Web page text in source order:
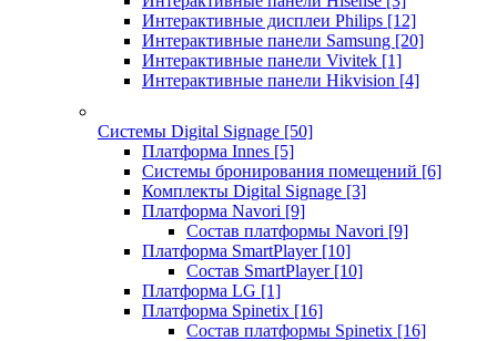
Интерактивные дисплеи Philips [12]
Интерактивные панели Samsung [20]
Интерактивные панели Vivitek [1]
Интерактивные панели Hikvision [4]
Системы Digital Signage [50]
Платформа Innes [5]
Системы бронирования помещений [6]
Комплекты Digital Signage [3]
Платформа Navori [9]
Состав платформы Navori [9]
Платформа SmartPlayer [10]
Состав SmartPlayer [10]
Платформа LG [1]
Платформа Spinetix [16]
Состав платформы Spinetix [16]